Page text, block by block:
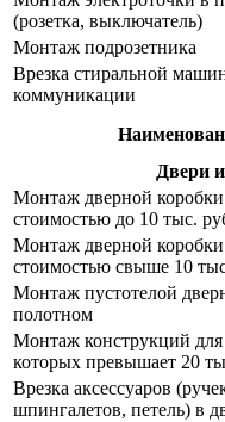
(розетка, выключатель)
Монтаж подрозетника
Врезка стиральной
коммуникации
Двери
Монтаж дверной
стоимостью до 10 тыс.
Монтаж дверной
стоимостью свыше 10
Монтаж пустотелой
полотном
Монтаж конструкций для
которых превышает 20
Врезка аксессуаров
шпингалетов, петель) в